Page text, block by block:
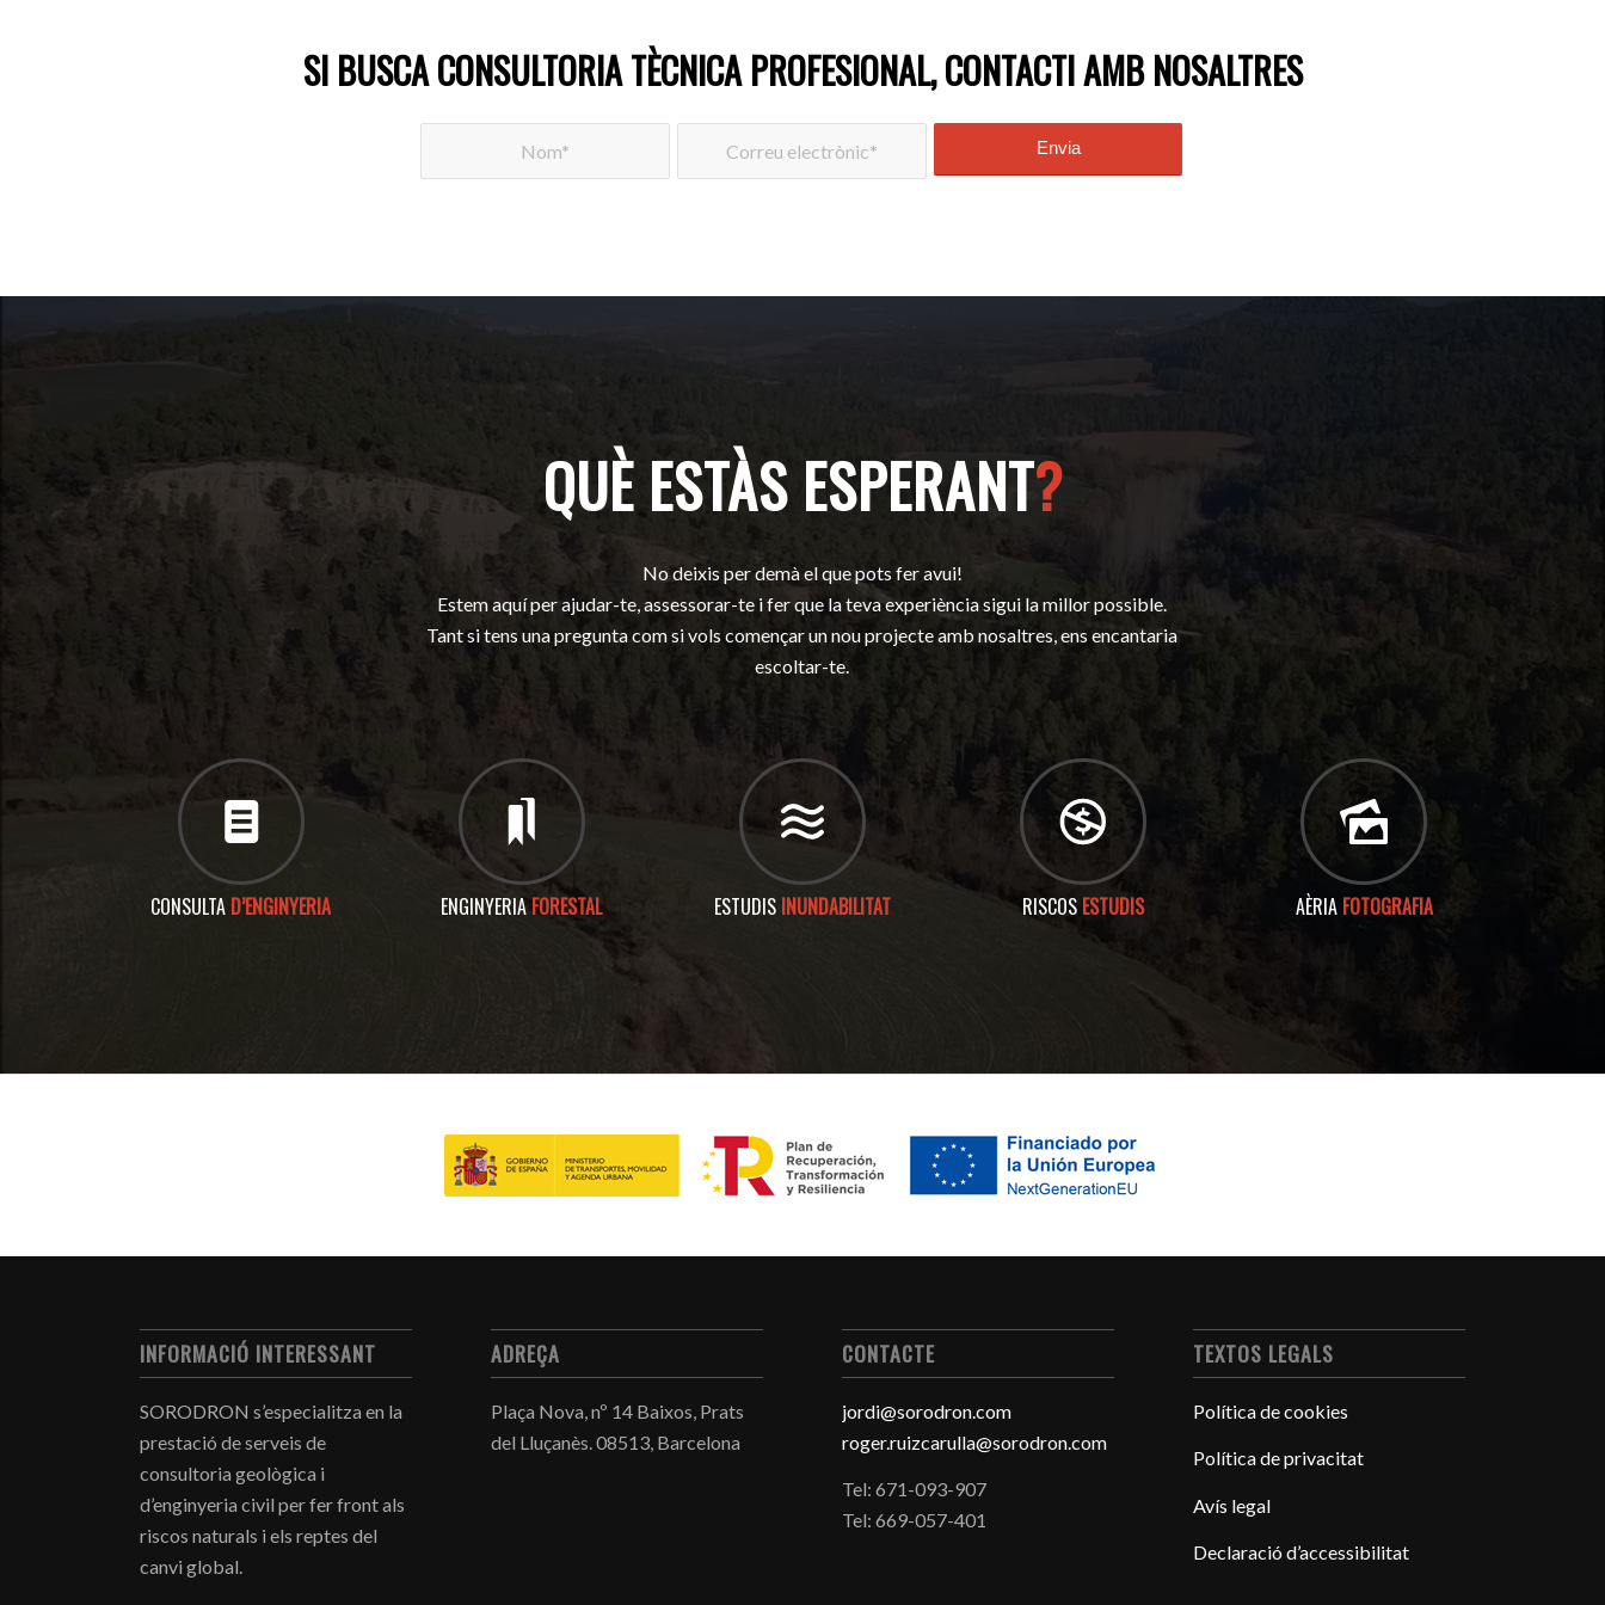
SI BUSCA CONSULTORIA TÈCNICA PROFESIONAL, CONTACTI AMB NOSALTRES
QUÈ ESTÀS ESPERANT?
No deixis per demà el que pots fer avui!
Estem aquí per ajudar-te, assessorar-te i fer que la teva experiència sigui la millor possible.
Tant si tens una pregunta com si vols començar un nou projecte amb nosaltres, ens encantaria
escoltar-te.
CONSULTA D’ENGINYERIA ENGINYERIA FORESTAL ESTUDIS INUNDABILITAT RISCOS ESTUDIS AÈRIA FOTOGRAFIA
INFORMACIÓ INTERESSANT
SORODRON s’especialitza en la
prestació de serveis de
consultoria geològica i
d’enginyeria civil per fer front als
riscos naturals i els reptes del
canvi global.
ADREÇA
Plaça Nova, nº 14 Baixos, Prats
del Lluçanès.08513, Barcelona
CONTACTE
jordi@sorodron.com
roger.ruizcarulla@sorodron.com
Tel: 671-093-907
Tel: 669-057-401
TEXTOS LEGALS
Política de cookies
Política de privacitat
Avís legal
Declaració d’accessibilitat